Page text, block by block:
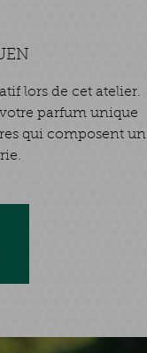
lors de cet atelier.
parfum unique
qui composent un